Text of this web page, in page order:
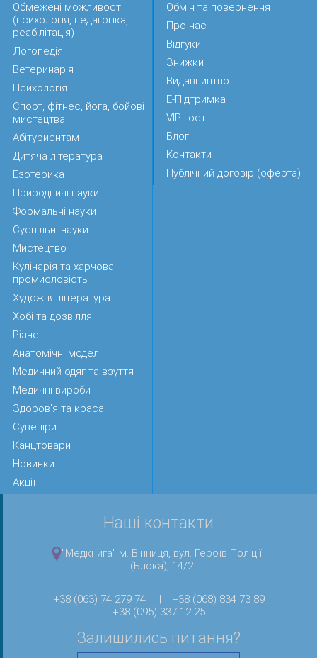
Обмежені можливості
(психологія, педагогіка,
реабілітація)
Логопедія
Ветеринарія
Психологія
Спорт, фітнес, йога, бойові
мистецтва
Абітуриєнтам
Дитяча література
Езотерика
Природничі науки
Формальні науки
Суспільні науки
Мистецтво
Кулінарія та харчова
промисловість
Художня література
Хобі та дозвілля
Різне
Анатомічні моделі
Медичний одяг та взуття
Медичні вироби
Здоров'я та краса
Сувеніри
Канцтовари
Новинки
Акції
Обмін та повернення
Про нас
Відгуки
Знижки
Видавництво
Е-Підтримка
VIP гості
Блог
Контакти
Публічний договір (оферта)
Наші контакти
"Медкнига" м. Вінниця, вул. Героїв Поліції
(Блока), 14/2
+38 (063) 74 279 74 |
+38 (068) 834 73 89
+38 (095) 337 12 25
Залишились питання?